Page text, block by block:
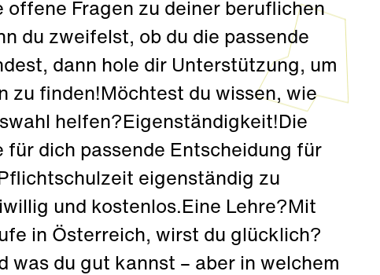
offene Fragen zu deiner beruflichen
du zweifelst, ob du die passende
dann hole dir Unterstützung, um
zu finden!Möchtest du wissen, wie
helfen?Eigenständigkeit!Die
dich passende Entscheidung für
eigenständig zu
und kostenlos.Eine Lehre?Mit
in Österreich, wirst du glücklich?
was du gut kannst – aber in welchem